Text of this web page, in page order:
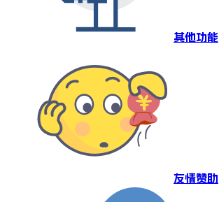
其他功能
友情赞助